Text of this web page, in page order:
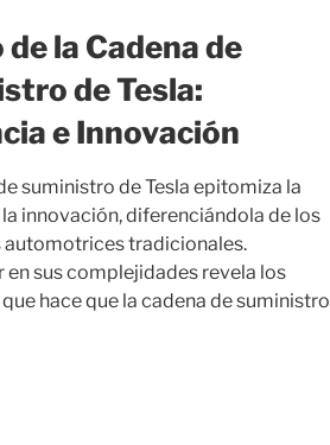
la Cadena de
de Tesla:
e Innovación
suministro de Tesla epitomiza la
innovación, diferenciándola de los
tradicionales.
en sus complejidades revela los
hace que la cadena de suministro